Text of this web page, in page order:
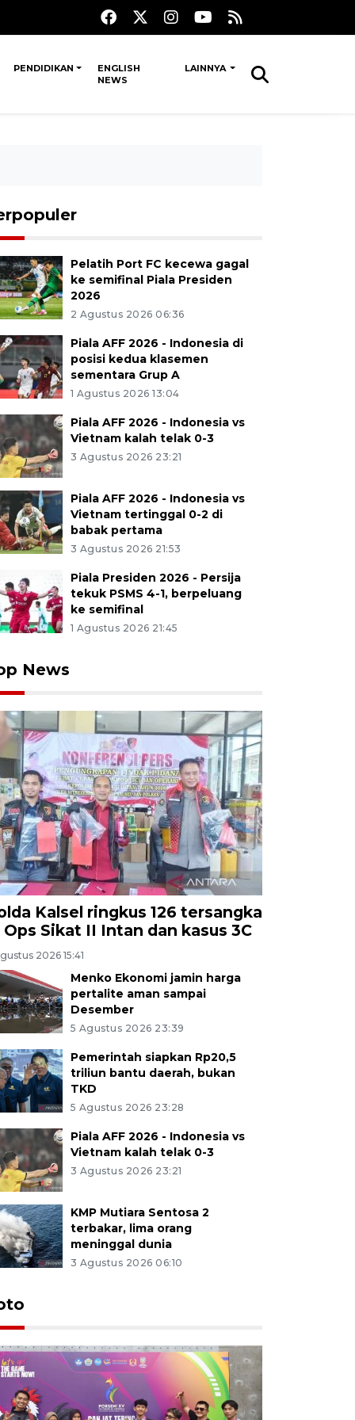
PENDIDIKAN
ENGLISH
NEWS
LAINNYA
Pelatih Port FC kecewa gagal
ke semifinal Piala Presiden
2026
2 Agustus 2026 06:36
Piala AFF 2026 - Indonesia di
posisi kedua klasemen
sementara Grup A
1 Agustus 2026 13:04
Piala AFF 2026 - Indonesia vs
Vietnam kalah telak 0-3
3 Agustus 2026 23:21
Piala AFF 2026 - Indonesia vs
Vietnam tertinggal 0-2 di
babak pertama
3 Agustus 2026 21:53
Piala Presiden 2026 - Persija
tekuk PSMS 4-1, berpeluang
ke semifinal
1 Agustus 2026 21:45
News
Kalsel ringkus 126 tersangka
Ops Sikat II Intan dan kasus 3C
2026 15:41
Menko Ekonomi jamin harga
pertalite aman sampai
Desember
5 Agustus 2026 23:39
Pemerintah siapkan Rp20,5
triliun bantu daerah, bukan
TKD
5 Agustus 2026 23:28
Piala AFF 2026 - Indonesia vs
Vietnam kalah telak 0-3
3 Agustus 2026 23:21
KMP Mutiara Sentosa 2
terbakar, lima orang
meninggal dunia
3 Agustus 2026 06:10